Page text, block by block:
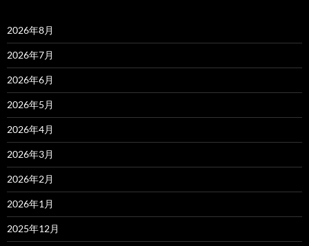
2026年8月
2026年7月
2026年6月
2026年5月
2026年4月
2026年3月
2026年2月
2026年1月
2025年12月